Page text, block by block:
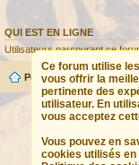
QUI EST EN LIGNE
Utilisateurs parcourant ce
Ce forum utilise
vous offrir la
pertinente des
utilisateur. En
vous acceptez
Vous pouvez en
cookies utilisés en
Portail Forum